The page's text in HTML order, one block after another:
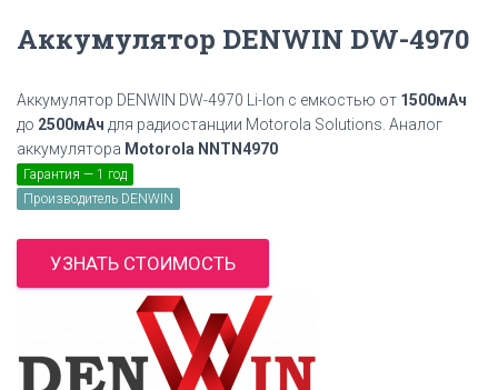
Аккумулятор DENWIN DW-4970
Аккумулятор DENWIN DW-4970 Li-Ion с емкостью от 1500мАч
до 2500мАч для радиостанции Motorola Solutions. Аналог
аккумулятора Motorola NNTN4970
Гарантия — 1 год
Производитель DENWIN
УЗНАТЬ СТОИМОСТЬ